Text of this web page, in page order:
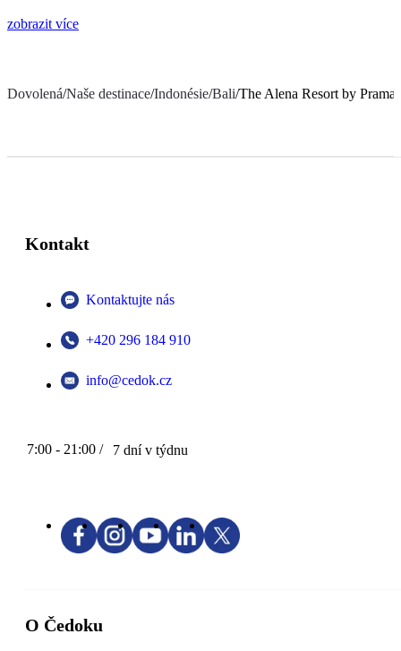
zobrazit více
Dovolená/Naše destinace/Indonésie/Bali/The Alena Resort by
Kontakt
Kontaktujte nás
+420 296 184 910
info@cedok.cz
7:00 - 21:00 / 7 dní v týdnu
O Čedoku